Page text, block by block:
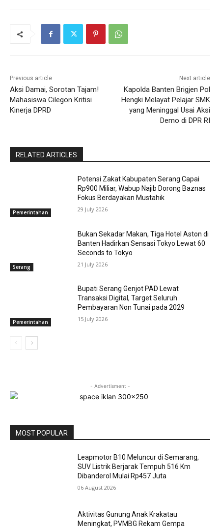
Previous article
Aksi Damai, Sorotan Tajam!
Mahasiswa Cilegon Kritisi
Kinerja DPRD
Next article
Kapolda Banten Brigjen Pol
Hengki Melayat Pelajar SMK
yang Meninggal Usai Aksi
Demo di DPR RI
RELATED ARTICLES
Pemerintahan
Potensi Zakat Kabupaten Serang Capai
Rp900 Miliar, Wabup Najib Dorong Baznas
Fokus Berdayakan Mustahik
29 July 2026
Serang
Bukan Sekadar Makan, Tiga Hotel Aston di
Banten Hadirkan Sensasi Tokyo Lewat 60
Seconds to Tokyo
21 July 2026
Pemerintahan
Bupati Serang Genjot PAD Lewat
Transaksi Digital, Target Seluruh
Pembayaran Non Tunai pada 2029
15 July 2026
- Advertisment -
MOST POPULAR
Leapmotor B10 Meluncur di Semarang,
SUV Listrik Berjarak Tempuh 516 Km
Dibanderol Mulai Rp457 Juta
06 August 2026
Aktivitas Gunung Anak Krakatau
Meningkat, PVMBG Rekam Gempa